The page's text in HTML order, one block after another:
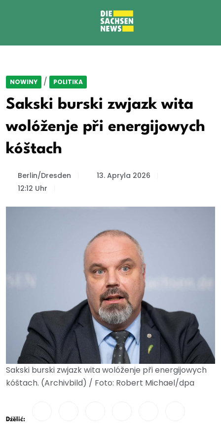
NOWINY / POLITIKA
Sakski burski zwjazk wita
wolóženje při energijowych
kóštach
Berlin/Dresden
13. Apryla 2026
12:12 Uhr
Sakski burski zwjazk wita wolóženje při energijowych
kóštach. (Archivbild) / Foto: Robert Michael/dpa
Dźělić: